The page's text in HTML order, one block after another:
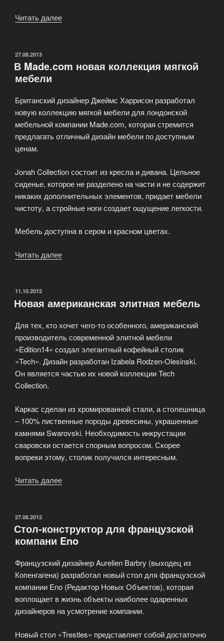
Читать далее
ОПУБЛИКОВАНО
27.08.2013
В Made.com новая коллекция мягкой
мебели
Британский дизайнер Джеймс Харрисон разработал
новую коллекцию мягкой мебели для лондонской
мебельной компании Made.com, которая стремится
предлагать отличный дизайн мебели по доступным
ценам.
Jonah Collection состоит из кресла и дивана. Цельное
сиденье, которое не разделено на части и не содержит
никаких дополнительных элементов, придает мебели
чистоту, а стройные ноги создает ощущение легкости.
Мебель доступна в сером и красном цветах.
Читать далее
мягкой
ОПУБЛИКОВАНО
11.10.2012
Новая американская элитная мебель
Для тех, кто хочет чего-то особенного, американский
производитель современной элитной мебели
«Edition14» создал элегантный кофейный столик
«Tech». Дизайн разработан Izabela Rodzen-Olesinski.
Он является частью их новой коллекции Tech
Collection.
Каркас сделан из хромированной стали, а столешница
– 100% лиственные породы древесины, украшенные
камнями Swarovski. Необходимость инкрустации
сваровски остается спорным вопросом. Скорее
вопреки этому, столик получился интересным.
Читать далее
ОПУБЛИКОВАНО
27.08.2012
Стол-конструктор для французской
компани Eno
Французский дизайнер Aurelien Barbry (выходец из
Копенгагена) разработал новый стол для французской
компании Eno (Редактор Новых Объектов), которая
воплощает в жизнь объекты наиболее одаренных
дизайнеров на усмотрение компании.
Новый стол «Trestles» представляет собой достаточно